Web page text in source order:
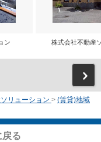
ン 株式会社不動
リューション > (賃貸)地域
戻る